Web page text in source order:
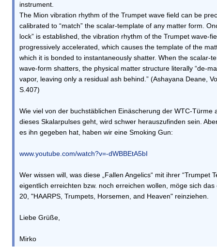
instrument.
The Mion vibration rhythm of the Trumpet wave field can be
calibrated to “match” the scalar-template of any matter form.
lock” is established, the vibration rhythm of the Trumpet wave-
progressively accelerated, which causes the template of the
which it is bonded to instantaneously shatter. When the scalar-
wave-form shatters, the physical matter structure literally “de-
vapor, leaving only a residual ash behind.” (Ashayana Deane,
S.407)
Wie viel von der buchstäblichen Einäscherung der WTC-Türme
dieses Skalarpulses geht, wird schwer herauszufinden sein.
es ihn gegeben hat, haben wir eine Smoking Gun:
www.youtube.com/watch?v=-dWBBEtA5bI
Wer wissen will, was diese „Fallen Angelics“ mit ihrer “Trumpet
eigentlich erreichten bzw. noch erreichen wollen, möge sich das
20, "HAARPS, Trumpets, Horsemen, and Heaven" reinziehen.
Liebe Grüße,
Mirko